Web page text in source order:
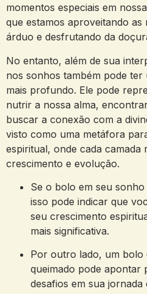
momentos especiais em⁤
que estamos aproveitando
árduo e desfrutando da
No entanto, ‌além de sua
nos sonhos também pode‌ ter
mais profundo. Ele pode⁤
nutrir ⁤a nossa alma,
buscar a ⁣conexão​ com a
visto como uma metáfora⁤
espiritual, onde cada camada
crescimento⁢ e evolução.
Se o bolo em⁤ seu
isso pode ​indicar‍ que
⁢seu crescimento
mais ⁤significativa.
Por outro ​lado, um bolo
queimado pode apontar
⁣desafios em sua jornada